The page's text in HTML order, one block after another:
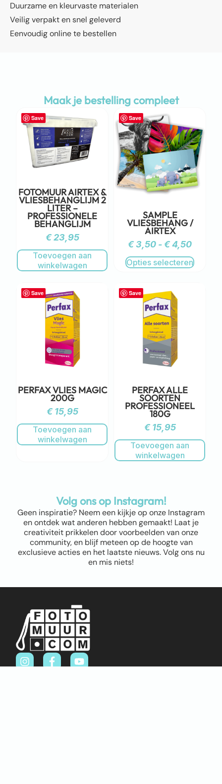
Duurzame en kleurvaste materialen
Veilig verpakt en snel geleverd
Eenvoudig online te bestellen
Maak je bestelling compleet
Save
FOTOMUUR AIRTEX &
VLIESBEHANGLIJM 2
LITER –
PROFESSIONELE
BEHANGLIJM
€23,95
Toevoegen aan
winkelwagen
Save
SAMPLE
VLIESBEHANG /
AIRTEX
€3,50 - €4,50
Opties selecteren
Save
PERFAX VLIES MAGIC
200G
€15,95
Toevoegen aan
winkelwagen
Save
PERFAX ALLE
SOORTEN
PROFESSIONEEL
180G
€15,95
Toevoegen aan
winkelwagen
Volg ons op Instagram!
Geen inspiratie? Neem een kijkje op onze Instagram
en ontdek wat anderen hebben gemaakt! Laat je
creativiteit prikkelen door voorbeelden van onze
community, en blijf meteen op de hoogte van
exclusieve acties en het laatste nieuws. Volg ons nu
en mis niets!